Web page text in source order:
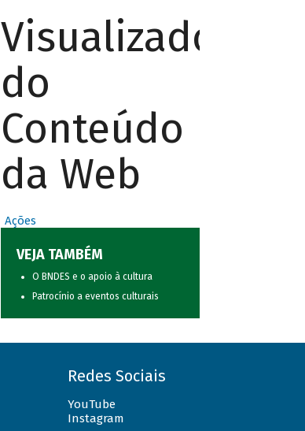
Visualizador
do
Conteúdo
da Web
Ações
VEJA TAMBÉM
O BNDES e o apoio à cultura
Patrocínio a eventos culturais
Redes Sociais
YouTube
Instagram